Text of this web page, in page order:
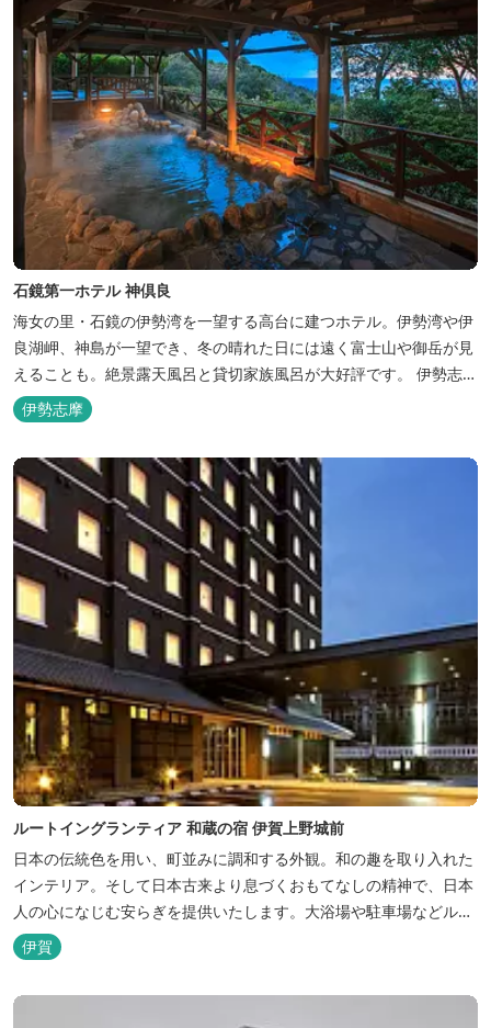
石鏡第一ホテル 神倶良
海女の里・石鏡の伊勢湾を一望する高台に建つホテル。伊勢湾や伊
良湖岬、神島が一望でき、冬の晴れた日には遠く富士山や御岳が見
えることも。絶景露天風呂と貸切家族風呂が大好評です。 伊勢志摩
の新鮮な海の幸をふんだんに使った味覚自慢の人情味あふれる温泉
宿です。
伊勢志摩
ルートイングランティア 和蔵の宿 伊賀上野城前
日本の伝統色を用い、町並みに調和する外観。和の趣を取り入れた
インテリア。そして日本古来より息づくおもてなしの精神で、日本
人の心になじむ安らぎを提供いたします。大浴場や駐車場などルー
トインホテルズの機能性や利便性はそのままに、穏やかな和のニュ
アンスを湛えた空間は、ビジネスにも観光にも、幅広くお役立てい
伊賀